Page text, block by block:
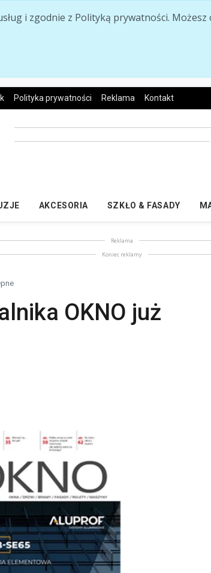
i zgodnie z Polityką prywatności.
Polityka prywatności Reklama Kontakt
AKCESORIA SZKŁO & FASADY
Reklama
Koniec reklamy
OKNO już